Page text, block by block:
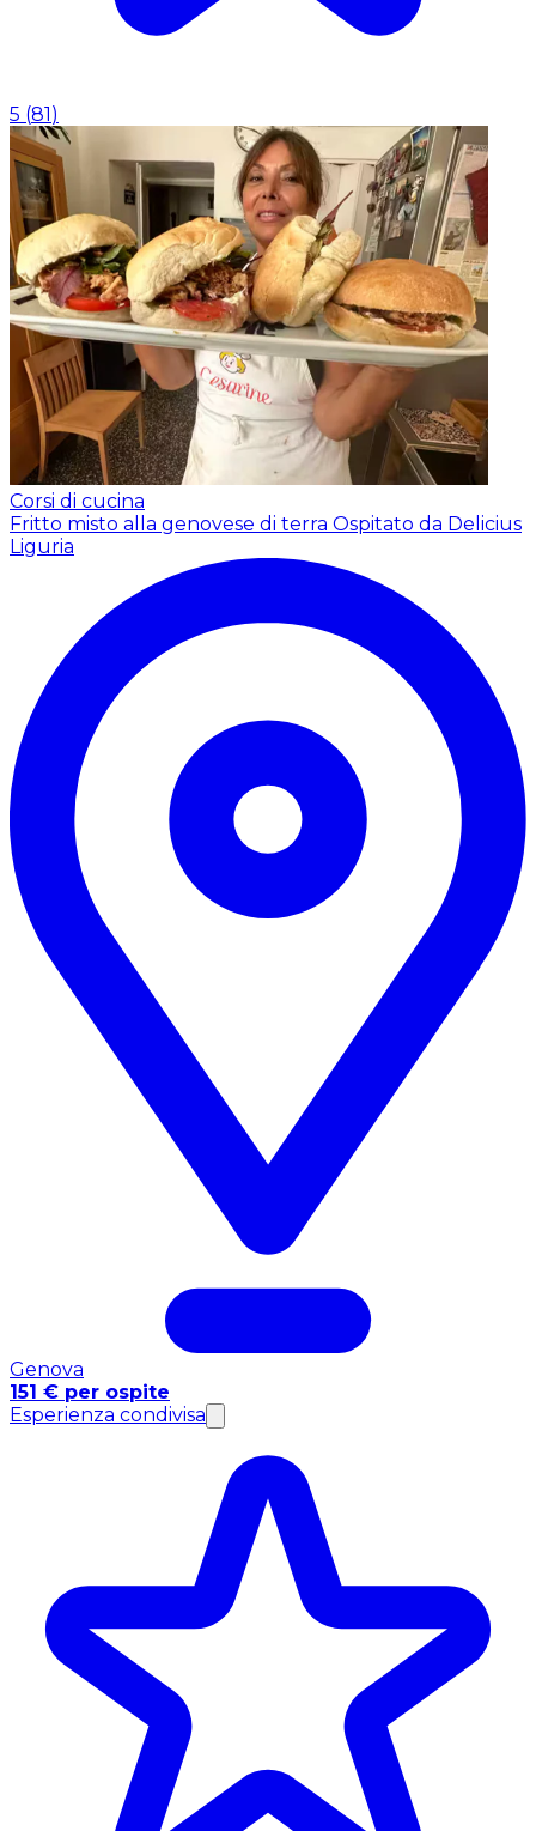
5 (81)
Corsi di cucina
Fritto misto alla genovese di terra Ospitato da Delicius
Liguria
Genova
151 € per ospite
Esperienza condivisa